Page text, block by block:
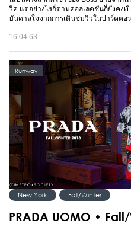
วีค แต่อย่างไรก็ตามคอลเลคชั่นก็ยังคง
บันดาลใจจากการเดินชมวิวในปาร์คตอน
16.04.63
Runway
New York Fall/Winter
PRADA UOMO •